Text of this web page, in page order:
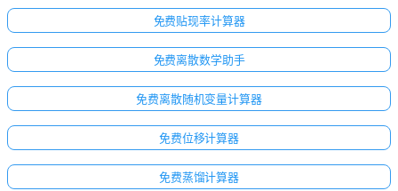
免费贴现率计算器
免费离散数学助手
免费离散随机变量计算器
免费位移计算器
免费蒸馏计算器